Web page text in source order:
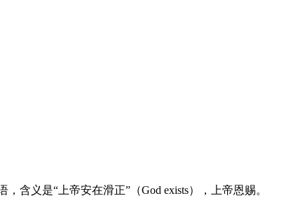
含义是“上帝安在滑正”（God exists），上帝恩赐。